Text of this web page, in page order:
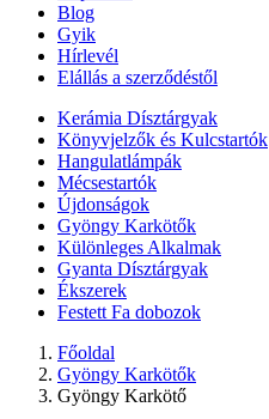
Blog
Gyik
Hírlevél
Elállás a szerződéstől
Kerámia Dísztárgyak
Könyvjelzők és Kulcstartók
Hangulatlámpák
Mécsestartók
Újdonságok
Gyöngy Karkötők
Különleges Alkalmak
Gyanta Dísztárgyak
Ékszerek
Festett Fa dobozok
Főoldal
Gyöngy Karkötők
Gyöngy Karkötő